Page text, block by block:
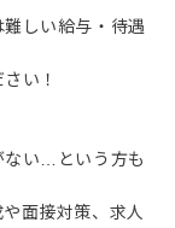
しい給与・待遇
い！
ない…という方も
面接対策、求人